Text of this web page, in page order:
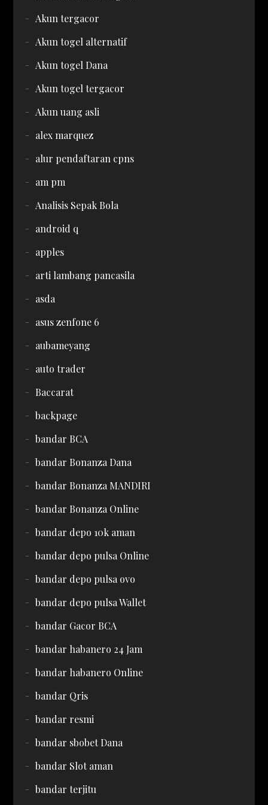
Akun tergacor
Akun togel alternatif
Akun togel Dana
Akun togel tergacor
Akun uang asli
alex marquez
alur pendaftaran cpns
am pm
Analisis Sepak Bola
android q
apples
arti lambang pancasila
asda
asus zenfone 6
aubameyang
auto trader
Baccarat
backpage
bandar BCA
bandar Bonanza Dana
bandar Bonanza MANDIRI
bandar Bonanza Online
bandar depo 10k aman
bandar depo pulsa Online
bandar depo pulsa ovo
bandar depo pulsa Wallet
bandar Gacor BCA
bandar habanero 24 Jam
bandar habanero Online
bandar Qris
bandar resmi
bandar sbobet Dana
bandar Slot aman
bandar terjitu